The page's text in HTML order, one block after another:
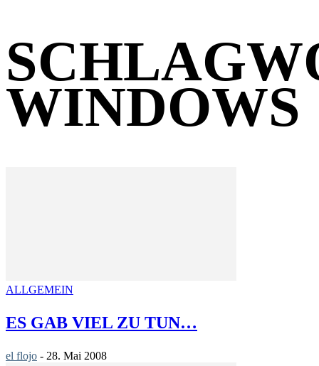
WINDOWS
ALLGEMEIN
ES GAB VIEL ZU TUN…
el flojo - 28. Mai 2008